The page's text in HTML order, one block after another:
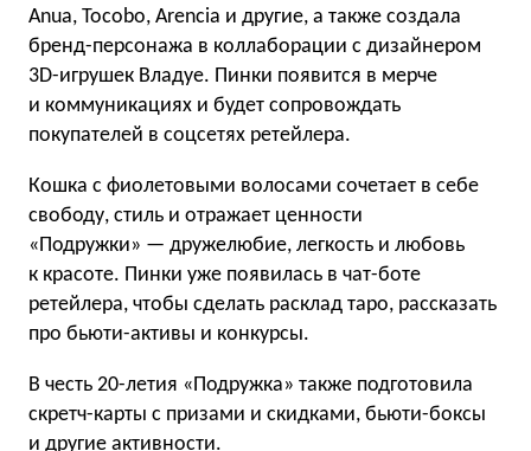
Anua, Tocobo, Arencia и другие, а также создала
бренд-персонажа в коллаборации с дизайнером
3D-игрушек Владуе. Пинки появится в мерче
и коммуникациях и будет сопровождать
покупателей в соцсетях ретейлера.
Кошка с фиолетовыми волосами сочетает в себе
свободу, стиль и отражает ценности
«Подружки» — дружелюбие, легкость и любовь
к красоте. Пинки уже появилась в чат-боте
ретейлера, чтобы сделать расклад таро, рассказать
про бьюти-активы и конкурсы.
В честь 20-летия «Подружка» также подготовила
скретч-карты с призами и скидками, бьюти-боксы
и другие активности.